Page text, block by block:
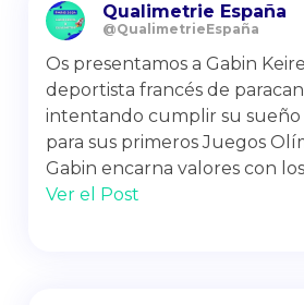
Qualimetrie España
@QualimetrieEspaña
Os presentamos a Gabin
deportista francés de
intentando cumplir su sueño
para sus primeros Juegos
Gabin encarna valores con
Ver el Post